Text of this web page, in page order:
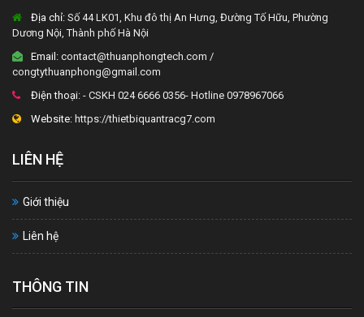
Địa chỉ: Số 44 LK01, Khu đô thị An Hưng, Đường Tố Hữu, Phường
Dương Nội, Thành phố Hà Nội
Email: contact@thuanphongtech.com /
congtythuanphong@gmail.com
Điện thoại: - CSKH 024 6666 0356- Hotline 0978967066
Website: https://thietbiquantracg7.com
LIÊN HỆ
Giới thiệu
Liên hệ
THÔNG TIN